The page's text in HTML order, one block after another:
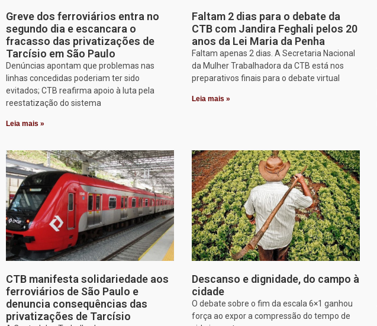
Greve dos ferroviários entra no
segundo dia e escancara o
fracasso das privatizações de
Tarcísio em São Paulo
Denúncias apontam que problemas nas
linhas concedidas poderiam ter sido
evitados; CTB reafirma apoio à luta pela
reestatização do sistema
Leia mais »
Faltam 2 dias para o debate da
CTB com Jandira Feghali pelos 20
anos da Lei Maria da Penha
Faltam apenas 2 dias. A Secretaria Nacional
da Mulher Trabalhadora da CTB está nos
preparativos finais para o debate virtual
Leia mais »
CTB manifesta solidariedade aos
ferroviários de São Paulo e
denuncia consequências das
privatizações de Tarcísio
Descanso e dignidade, do campo à
cidade
O debate sobre o fim da escala 6×1 ganhou
força ao expor a compressão do tempo de